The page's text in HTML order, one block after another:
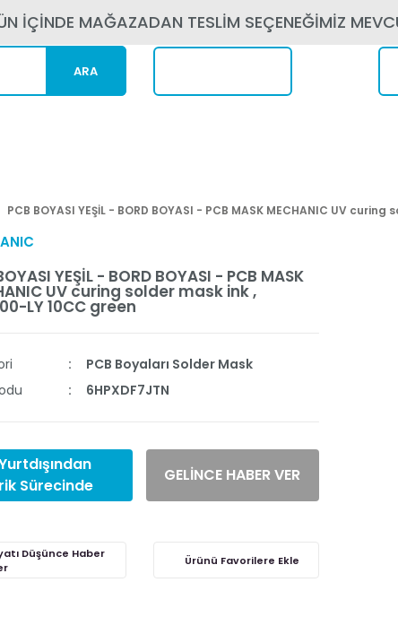
İÇİNDE MAĞAZADAN TESLİM SEÇENEĞİMİZ
ARA
PCB BOYASI YEŞİL - BORD BOYASI - PCB MASK MECHANIC UV
YEŞİL - BORD BOYASI - PCB MASK
UV curing solder mask ink ,
LY 10CC green
PCB Boyaları Solder Mask
6HPXDF7JTN
Sürecinde
GELİNCE HABER VER
Düşünce Haber